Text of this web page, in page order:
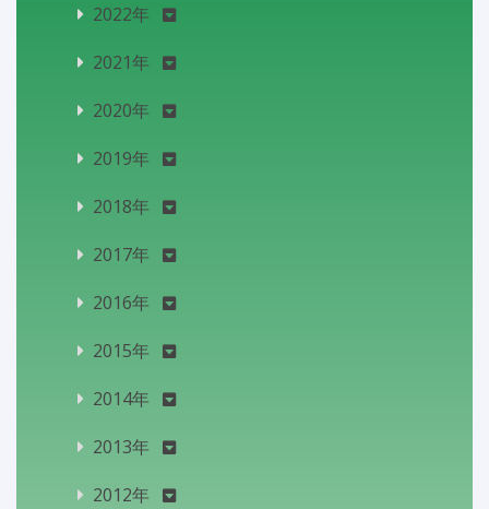
2022年
2021年
2020年
2019年
2018年
2017年
2016年
2015年
2014年
2013年
2012年